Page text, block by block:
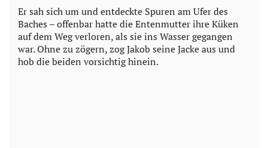
Er sah sich um und entdeckte Spuren am Ufer des
Baches – offenbar hatte die Entenmutter ihre Küken
auf dem Weg verloren, als sie ins Wasser gegangen
war. Ohne zu zögern, zog Jakob seine Jacke aus und
hob die beiden vorsichtig hinein.